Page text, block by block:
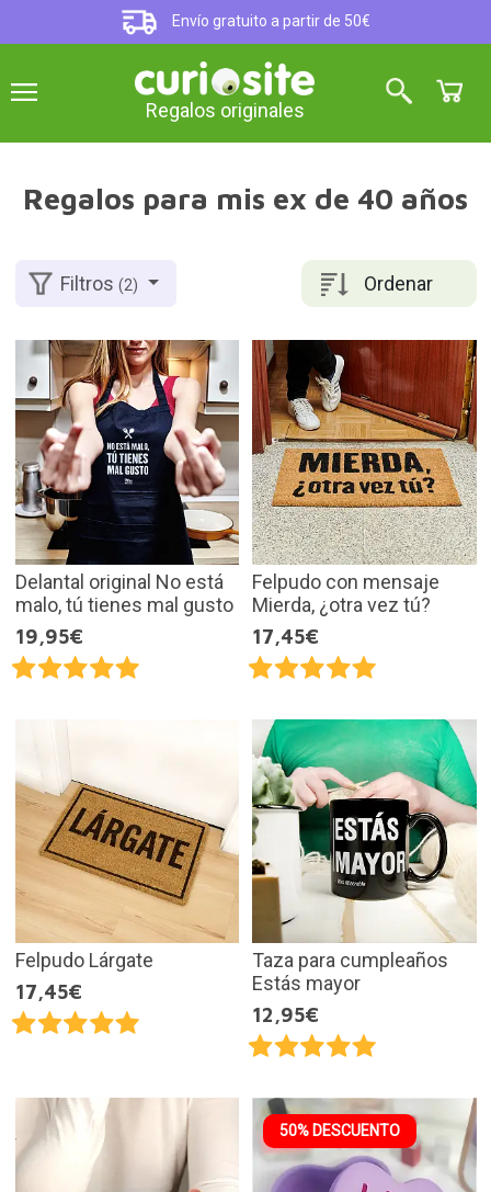
Envío gratuito a partir de 50€
Regalos originales
Regalos para mis ex de 40 años
Ordenar
Filtros(2)
Delantal original No está
malo, tú tienes mal gusto
19,95€
Felpudo con mensaje
Mierda, ¿otra vez tú?
17,45€
Felpudo Lárgate
17,45€
Taza para cumpleaños
Estás mayor
12,95€
50% DESCUENTO